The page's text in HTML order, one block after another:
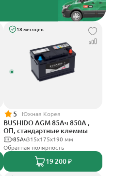
18 месяцев
5 Южная Корея
BUSHIDO AGM 85Ач 850А ,
ОП, стандартные клеммы
315x175x190 мм
85Ач
Обратная полярность
19 200 ₽